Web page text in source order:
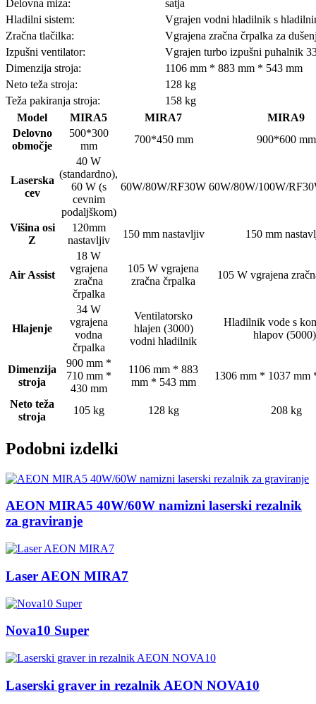
Delovna miza:
satja
Hladilni sistem:
Vgrajen vodni hladilnik s
Zračna tlačilka:
Vgrajena zračna črpalka za
Izpušni ventilator:
Vgrajen turbo izpušni puhalnik
Dimenzija stroja:
1106 mm * 883 mm * 543 mm
Neto teža stroja:
128 kg
Teža pakiranja stroja:
158 kg
Model
MIRA5 MIRA7
MIRA9
Delovno
območje
500*300
mm
700*450 mm 900*600 mm
Laserska
cev
40 W
(standardno),
60 W (s
cevnim
podaljškom)
60W/80W/RF30W 60W/80W/100W/
Višina osi
Z
120mm
nastavljiv
150 mm nastavljiv 150 mm
Air Assist
18 W
vgrajena
zračna
črpalka
105 W vgrajena
zračna črpalka
105 W vgrajena
Hlajenje
34 W
vgrajena
vodna
črpalka
Ventilatorsko
hlajen (3000)
vodni hladilnik
Hladilnik vode s
hlapov
Dimenzija
stroja
900 mm *
710 mm *
430 mm
1106 mm * 883
mm * 543 mm
1306 mm * 1037 mm
Neto teža
stroja
105 kg 128 kg 208 kg
Podobni izdelki
AEON MIRA5 40W/60W namizni laserski rezalnik
za graviranje
Laser AEON MIRA7
Nova10 Super
Laserski graver in rezalnik AEON NOVA10